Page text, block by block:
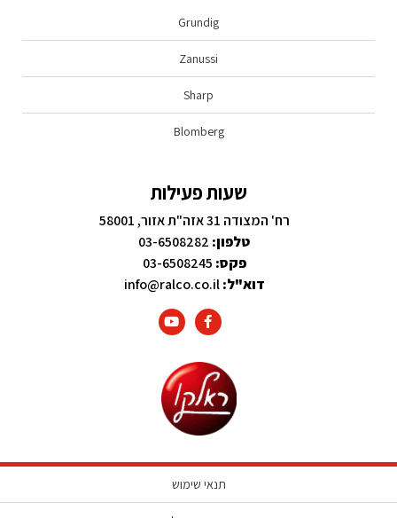
Grundig
Zanussi
Sharp
Blomberg
שעות פעילות
רח' המצודה 31 אזה"ת אזור, 58001
טלפון:
פקס:
דוא"ל:info@ralco.co.il
תנאי שימוש